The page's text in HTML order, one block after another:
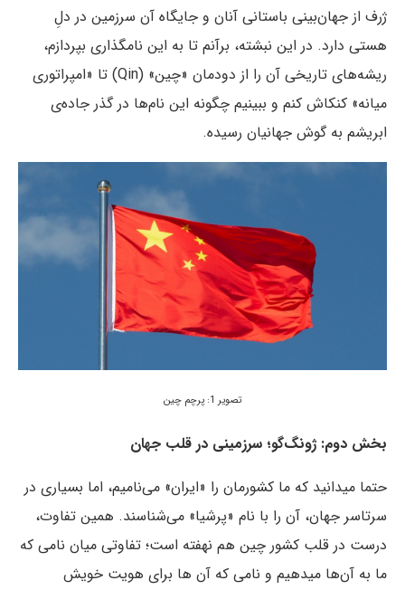
ژرف از جهان‌بینی باستانی آنان و جایگاه آن سرزمین در دلِ
هستی دارد. در این نبشته، برآنم تا به این نامگذاری بپردازم،
ریشه‌های تاریخی آن را از دودمان «چین» (Qin) تا «امپراتوری
میانه» کنکاش کنم و ببینیم چگونه این نام‌ها در گذر جاده‌ی
ابریشم به گوش جهانیان رسیده.
تصویر 1: پرچم چین
بخش دوم: ژونگ‌گو؛ سرزمینی در قلب جهان
حتما میدانید که ما کشورمان را «ایران» می‌نامیم، اما بسیاری در
سرتاسر جهان، آن را با نام «پرشیا» می‌شناسند. همین تفاوت،
درست در قلب کشور چین هم نهفته است؛ تفاوتی میان نامی که
ما به آن‌ها میدهیم و نامی که آن ها برای هویت خویش